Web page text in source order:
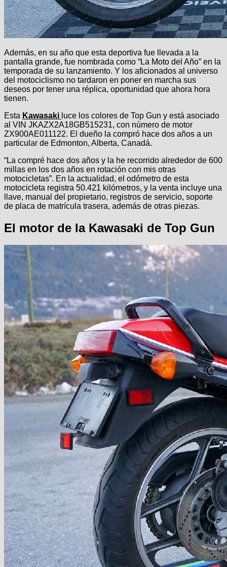
Además, en su año que esta deportiva fue llevada a la
pantalla grande, fue nombrada como “La Moto del Año” en la
temporada de su lanzamiento. Y los aficionados al universo
del motociclismo no tardaron en poner en marcha sus
deseos por tener una réplica, oportunidad que ahora hora
tienen.
Esta Kawasaki luce los colores de Top Gun y está asociado
al VIN JKAZX2A18GB515231, con número de motor
ZX900AE011122. El dueño la compró hace dos años a un
particular de Edmonton, Alberta, Canadá.
“La compré hace dos años y la he recorrido alrededor de 600
millas en los dos años en rotación con mis otras
motocicletas”. En la actualidad, el odómetro de esta
motocicleta registra 50.421 kilómetros, y la venta incluye una
llave, manual del propietario, registros de servicio, soporte
de placa de matrícula trasera, además de otras piezas.
El motor de la Kawasaki de Top Gun